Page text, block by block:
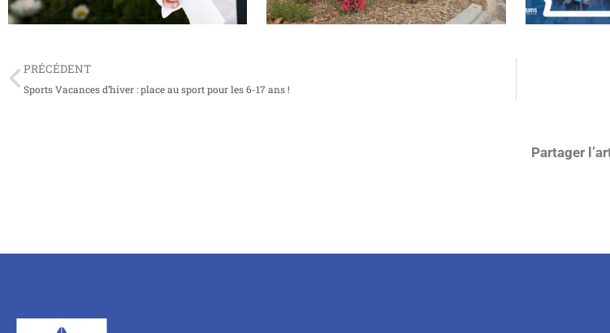
PRÉCÉDENT
Sports Vacances d’hiver : place au sport pour les 6-17 ans !
Partager